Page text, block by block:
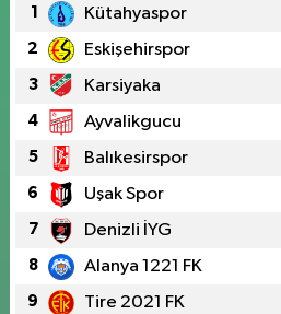
1 Kütahyaspor
2 Eskişehirspor
3 Karsiyaka
4 Ayvalikgucu
5 Balıkesirspor
6 Uşak Spor
7 Denizli İYG
8 Alanya 1221 FK
9 Tire 2021 FK